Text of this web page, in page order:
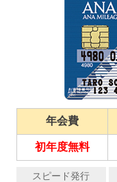
年会費
初年度無料
スピード発行